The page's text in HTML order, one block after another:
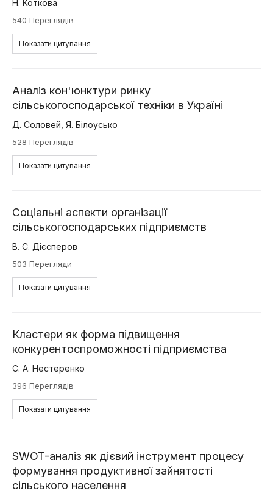
Н. Коткова
540 Переглядів
Показати цитування
Аналіз кон'юнктури ринку
сільськогосподарської техніки в Україні
Д. Соловей Я. Білоусько
528 Переглядів
Показати цитування
Соціальні аспекти організації
сільськогосподарських підприємств
В. С. Дієсперов
503 Перегляди
Показати цитування
Кластери як форма підвищення
конкурентоспроможності підприємства
С. А. Нестеренко
396 Переглядів
Показати цитування
SWOT-аналіз як дієвий інструмент процесу
формування продуктивної зайнятості
сільського населення